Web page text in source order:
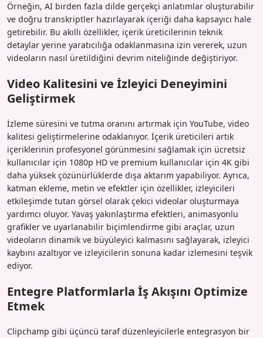
Örneğin, AI birden fazla dilde gerçekçi anlatımlar oluşturabilir
ve doğru transkriptler hazırlayarak içeriği daha kapsayıcı hale
getirebilir. Bu akıllı özellikler, içerik üreticilerinin teknik
detaylar yerine yaratıcılığa odaklanmasına izin vererek, uzun
videoların nasıl üretildiğini devrim niteliğinde değiştiriyor.
Video Kalitesini ve İzleyici Deneyimini
Geliştirmek
İzleme süresini ve tutma oranını artırmak için YouTube, video
kalitesi geliştirmelerine odaklanıyor. İçerik üreticileri artık
içeriklerinin profesyonel görünmesini sağlamak için ücretsiz
kullanıcılar için 1080p HD ve premium kullanıcılar için 4K gibi
daha yüksek çözünürlüklerde dışa aktarım yapabiliyor. Ayrıca,
katman ekleme, metin ve efektler için özellikler, izleyicileri
etkileşimde tutan görsel olarak çekici videolar oluşturmaya
yardımcı oluyor. Yavaş yakınlaştırma efektleri, animasyonlu
grafikler ve uyarlanabilir biçimlendirme gibi araçlar, uzun
videoların dinamik ve büyüleyici kalmasını sağlayarak, izleyici
kaybını azaltıyor ve izleyicilerin sonuna kadar izlemesini teşvik
ediyor.
Entegre Platformlarla İş Akışını Optimize
Etmek
Clipchamp gibi üçüncü taraf düzenleyicilerle entegrasyon bir